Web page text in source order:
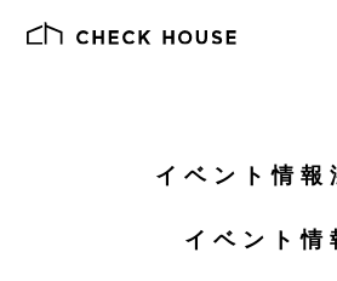
イベント情報
イベント情